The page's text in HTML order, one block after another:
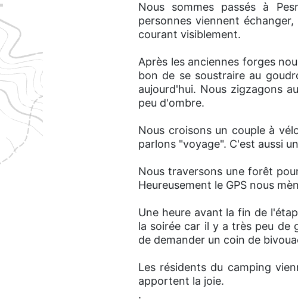
Nous sommes passés à
personnes viennent
courant visiblement.
Après les anciennes forges
bon de se soustraire au
aujourd'hui. Nous zigzagons
peu d'ombre.
Nous croisons un couple à
parlons "voyage". C'est aussi
Nous traversons une forêt
Heureusement le GPS nous
Une heure avant la fin de
la soirée car il y a très peu de
de demander un coin de
Les résidents du camping
apportent la joie.
.